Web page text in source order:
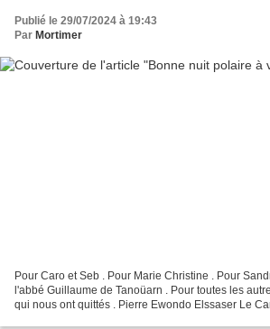
Publié le 29/07/2024 à 19:43
Par Mortimer
Pour Caro et Seb . Pour Marie Christine . Pour
l'abbé Guillaume de Tanoüarn . Pour toutes les
qui nous ont quittés . Pierre Ewondo Elssaser Le